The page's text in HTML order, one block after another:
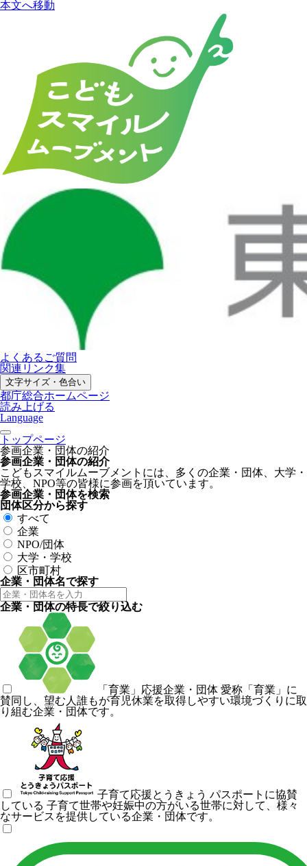
本文へ移動
よくあるご質問
関連リンク集
文字サイズ・色合い
都庁総合ホームページ
読み上げる
Language
トップページ
参画企業・団体の紹介
参画企業・団体の紹介
こどもスマイルムーブメントには、多くの企業・団体、大学・
学校、NPO等の皆様に参画を頂いています。
参画企業・団体を検索
団体区分から探す
すべて
企業
NPO/団体
大学・学校
区市町村
企業・団体名で探す
企業・団体の特長で絞り込む
「育業」応援企業・団体 愛称「育業」に
賛同し、望む人誰もが育児休業を取得しやすい環境づくりに取
り組む企業・団体です。
子育て応援とうきょう パスポートに協賛
している 子育て世帯や妊娠中の方がいる世帯に対して、様々
なサービスを提供している企業・団体です。